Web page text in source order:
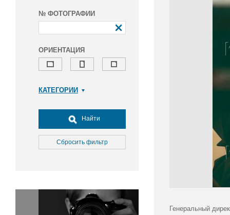
№ ФОТОГРАФИИ
ОРИЕНТАЦИЯ
КАТЕГОРИИ
Досуг, туризм и отдых
Культура
Медицина
Окружающая среда
Политика
Найти
Сбросить фильтр
Генеральный